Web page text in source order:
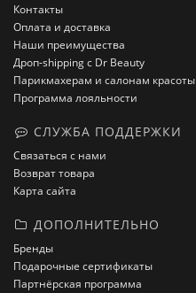
Контакты
Оплата и доставка
Наши преимущества
Дроп-shipping с Dr Beauty
Парикмахерам и салонам красоты
Программа лояльности
СЛУЖБА ПОДДЕРЖКИ
Связаться с нами
Возврат товара
Карта сайта
ДОПОЛНИТЕЛЬНО
Бренды
Подарочные сертификаты
Партнёрская программа